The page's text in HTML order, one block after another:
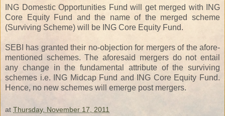
ING Domestic Opportunities Fund will get merged with ING
Core Equity Fund and the name of the merged scheme
(Surviving Scheme) will be ING Core Equity Fund.
SEBI has granted their no-objection for mergers of the afore-
mentioned schemes. The aforesaid mergers do not entail
any change in the fundamental attribute of the surviving
schemes i.e. ING Midcap Fund and ING Core Equity Fund.
Hence, no new schemes will emerge post mergers.
at Thursday, November 17, 2011